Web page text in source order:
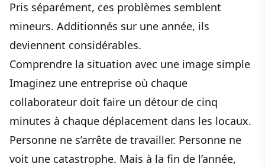
Pris séparément, ces problèmes semblent
mineurs. Additionnés sur une année, ils
deviennent considérables.
Comprendre la situation avec une image simple
Imaginez une entreprise où chaque
collaborateur doit faire un détour de cinq
minutes à chaque déplacement dans les locaux.
Personne ne s’arrête de travailler. Personne ne
voit une catastrophe. Mais à la fin de l’année,